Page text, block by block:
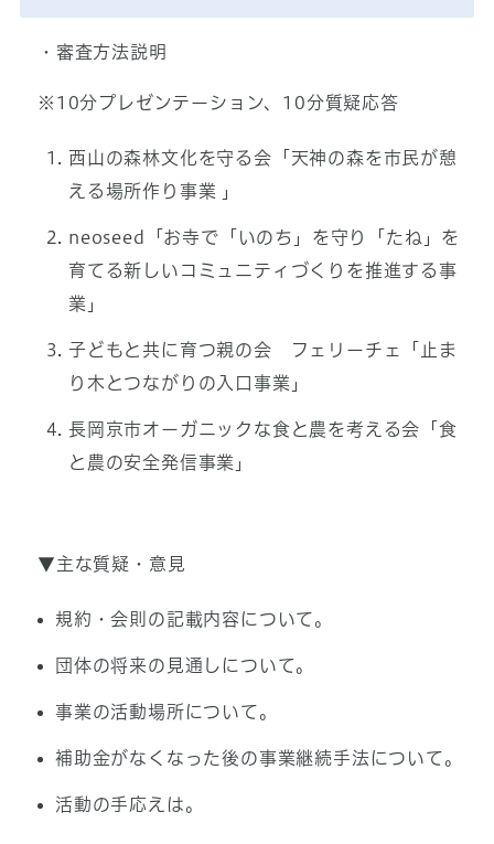
・審査方法説明
※10分プレゼンテーション、10分質疑応答
西山の森林文化を守る会「天神の森を市民が憩
える場所作り事業 」
neoseed「お寺で「いのち」を守り「たね」を
育てる新しいコミュニティづくりを推進する事
業」
子どもと共に育つ親の会 フェリーチェ「止ま
り木とつながりの入口事業」
長岡京市オーガニックな食と農を考える会「食
と農の安全発信事業」
▼主な質疑・意見
規約・会則の記載内容について。
団体の将来の見通しについて。
事業の活動場所について。
補助金がなくなった後の事業継続手法について。
活動の手応えは。